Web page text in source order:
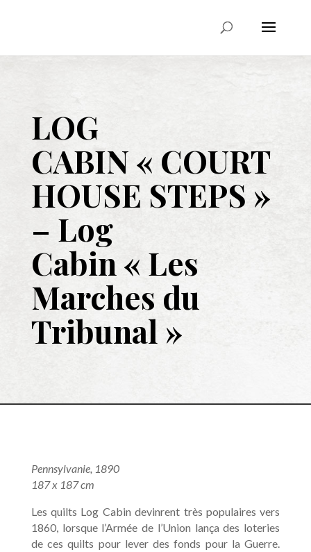
LOG
CABIN « COURT
HOUSE STEPS »
– Log
Cabin « Les
Marches du
Tribunal »
Pennsylvanie, 1890
187 x 187 cm
Les quilts Log Cabin devinrent très populaires vers
1860, lorsque l’Armée de l’Union lança des loteries
de ces quilts pour lever des fonds pour la Guerre.